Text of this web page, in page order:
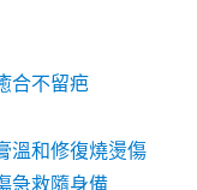
合不留疤
溫和修復燒燙傷
急救隨身備